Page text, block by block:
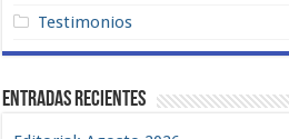
Testimonios
Entradas recientes